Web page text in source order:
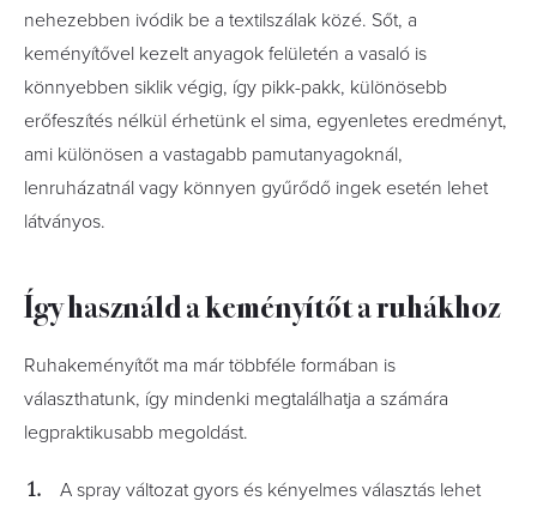
nehezebben ivódik be a textilszálak közé. Sőt, a
keményítővel kezelt anyagok felületén a vasaló is
könnyebben siklik végig, így pikk-pakk, különösebb
erőfeszítés nélkül érhetünk el sima, egyenletes eredményt,
ami különösen a vastagabb pamutanyagoknál,
lenruházatnál vagy könnyen gyűrődő ingek esetén lehet
látványos.
Így használd a keményítőt a ruhákhoz
Ruhakeményítőt ma már többféle formában is
választhatunk, így mindenki megtalálhatja a számára
legpraktikusabb megoldást.
A spray változat gyors és kényelmes választás lehet